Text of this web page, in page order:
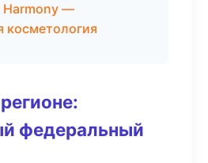
Harmony —
косметология
федеральный